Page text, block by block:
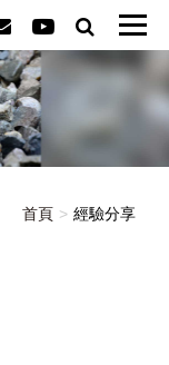
首頁 經驗分享